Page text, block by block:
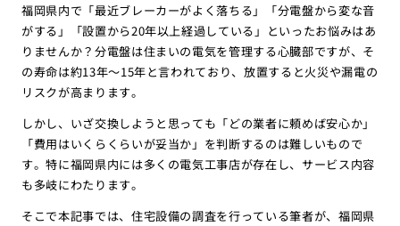
福岡県内で「最近ブレーカーがよく落ちる」「分電盤から変な音
がする」「設置から20年以上経過している」といったお悩みはあ
りませんか？分電盤は住まいの電気を管理する心臓部ですが、そ
の寿命は約13年〜15年と言われており、放置すると火災や漏電の
リスクが高まります。
しかし、いざ交換しようと思っても「どの業者に頼めば安心か」
「費用はいくらくらいが妥当か」を判断するのは難しいもので
す。特に福岡県内には多くの電気工事店が存在し、サービス内容
も多岐にわたります。
そこで本記事では、住宅設備の調査を行っている筆者が、福岡県